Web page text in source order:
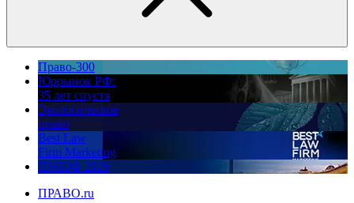
Право-300
Юррынок РФ:
35 лет спустя
Экологическое
право
Best Law
Firm Marketing
ПМЮФ 2026
ПРАВО.ru